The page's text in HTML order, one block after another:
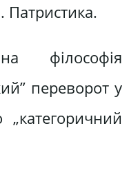
Патристика.
філософія
переворот у